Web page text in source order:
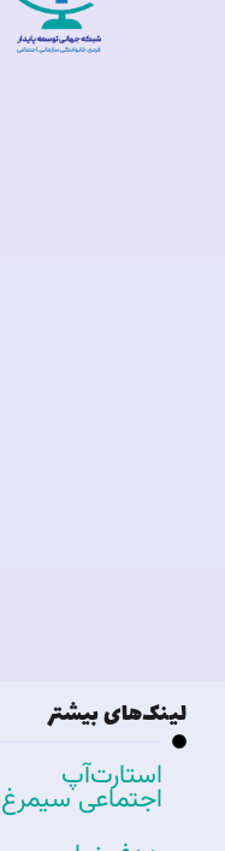
لینک‌های بیشتر
استارت‌آپ
اجتماعی سیمرغ